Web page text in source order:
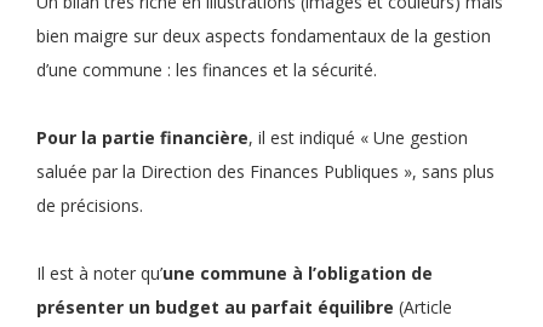
bien maigre sur deux aspects fondamentaux de la gestion
d’une commune : les finances et la sécurité.
Pour la partie financière, il est indiqué « Une gestion
saluée par la Direction des Finances Publiques », sans plus
de précisions.
Il est à noter qu’une commune à l’obligation de
présenter un budget au parfait équilibre (Article